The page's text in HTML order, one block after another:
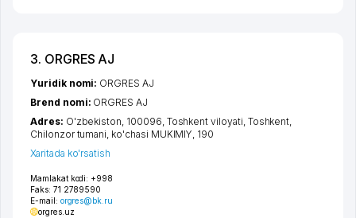
3. ORGRES AJ
Mamlakat kodi: +998
Faks: 71 2789590
E-mail: orgres@bk.ru
orgres.uz
Yuridik nomi: ORGRES AJ
Brend nomi: ORGRES AJ
Adres: O'zbekiston, 100096, Toshkent viloyati, Toshkent,
Chilonzor tumani, ko'chasi MUKIMIY, 190
Xaritada ko'rsatish